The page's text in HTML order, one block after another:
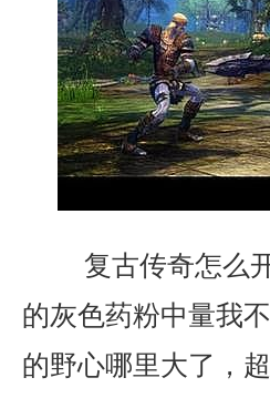
复古传奇怎么
的灰色药粉中量我
的野心哪里大了，